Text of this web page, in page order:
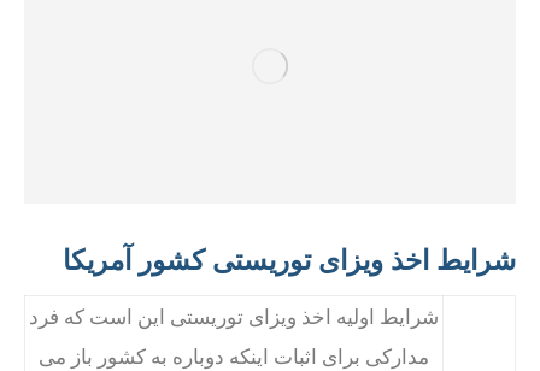
شرایط اخذ ویزای توریستی کشور آمریکا
شرایط اولیه اخذ ویزای توریستی این است که فرد
مدارکی برای اثبات اینکه دوباره به کشور باز می